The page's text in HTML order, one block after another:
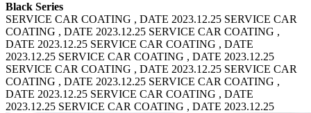
Black Series
SERVICE CAR COATING , DATE 2023.12.25 SERVICE CAR
COATING , DATE 2023.12.25 SERVICE CAR COATING ,
DATE 2023.12.25 SERVICE CAR COATING , DATE
2023.12.25 SERVICE CAR COATING , DATE 2023.12.25
SERVICE CAR COATING , DATE 2023.12.25 SERVICE CAR
COATING , DATE 2023.12.25 SERVICE CAR COATING ,
DATE 2023.12.25 SERVICE CAR COATING , DATE
2023.12.25 SERVICE CAR COATING , DATE 2023.12.25